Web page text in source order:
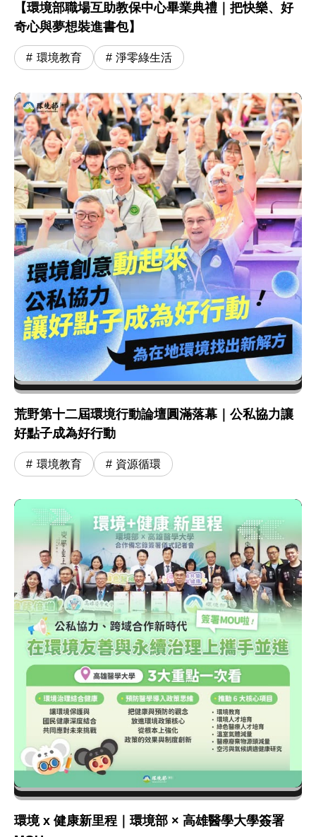
【環境部職場互助教保中心畢業典禮｜把快樂、好
奇心與夢想裝進書包】
環境教育 淨零綠生活
荒野第十二屆環境行動論壇圓滿落幕｜公私協力讓
好點子成為好行動
環境教育 資源循環
環境 x 健康新里程｜環境部 × 高雄醫學大學簽署